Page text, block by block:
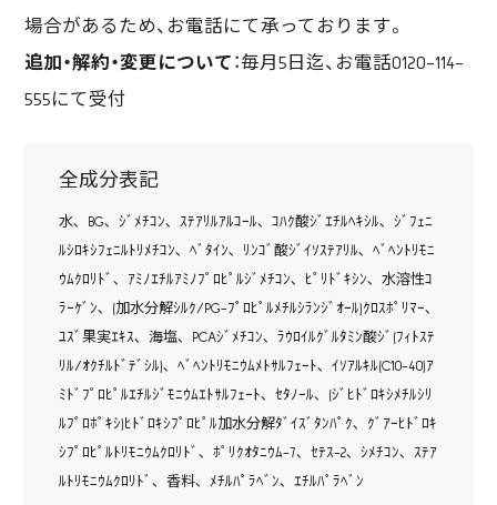
場合があるため、お電話にて承っております。
追加・解約・変更について ：毎月5日迄、お電話0120-114-
555にて受付
全成分表記
水､ BG､ ｼﾞﾒﾁｺﾝ､ ｽﾃｱﾘﾙｱﾙｺｰﾙ､ ｺﾊｸ酸ｼﾞｴﾁﾙﾍｷｼﾙ､ ｼﾞﾌｪﾆ
ﾙｼﾛｷｼﾌｪﾆﾙﾄﾘﾒﾁｺﾝ､ ﾍﾞﾀｲﾝ､ ﾘﾝｺﾞ酸ｼﾞｲｿｽﾃｱﾘﾙ､ ﾍﾞﾍﾝﾄﾘﾓﾆ
ｳﾑｸﾛﾘﾄﾞ､ ｱﾐﾉｴﾁﾙｱﾐﾉﾌﾟﾛﾋﾟﾙｼﾞﾒﾁｺﾝ､ ﾋﾟﾘﾄﾞｷｼﾝ､ 水溶性ｺ
ﾗｰｹﾞﾝ､ (加水分解ｼﾙｸ/PG-ﾌﾟﾛﾋﾟﾙﾒﾁﾙｼﾗﾝｼﾞｵｰﾙ)ｸﾛｽﾎﾟﾘﾏｰ､
ﾕｽﾞ果実ｴｷｽ､ 海塩､ PCAｼﾞﾒﾁｺﾝ､ ﾗｳﾛｲﾙｸﾞﾙﾀﾐﾝ酸ｼﾞ(ﾌｨﾄｽﾃ
ﾘﾙ/ｵｸﾁﾙﾄﾞﾃﾞｼﾙ)､ ﾍﾞﾍﾝﾄﾘﾓﾆｳﾑﾒﾄｻﾙﾌｪｰﾄ､ ｲｿｱﾙｷﾙ(C10-40)ｱ
ﾐﾄﾞﾌﾟﾛﾋﾟﾙｴﾁﾙｼﾞﾓﾆｳﾑｴﾄｻﾙﾌｪｰﾄ､ ｾﾀﾉｰﾙ､ (ｼﾞﾋﾄﾞﾛｷｼﾒﾁﾙｼﾘ
ﾙﾌﾟﾛﾎﾟｷｼ)ﾋﾄﾞﾛｷｼﾌﾟﾛﾋﾟﾙ加水分解ﾀﾞｲｽﾞﾀﾝﾊﾟｸ､ ｸﾞｱｰﾋﾄﾞﾛｷ
ｼﾌﾟﾛﾋﾟﾙﾄﾘﾓﾆｳﾑｸﾛﾘﾄﾞ､ ﾎﾟﾘｸｵﾀﾆｳﾑ-7､ ｾﾃｽ-2､ ｼﾒﾁｺﾝ､ ｽﾃｱ
ﾙﾄﾘﾓﾆｳﾑｸﾛﾘﾄﾞ､ 香料､ ﾒﾁﾙﾊﾟﾗﾍﾞﾝ､ ｴﾁﾙﾊﾟﾗﾍﾞﾝ